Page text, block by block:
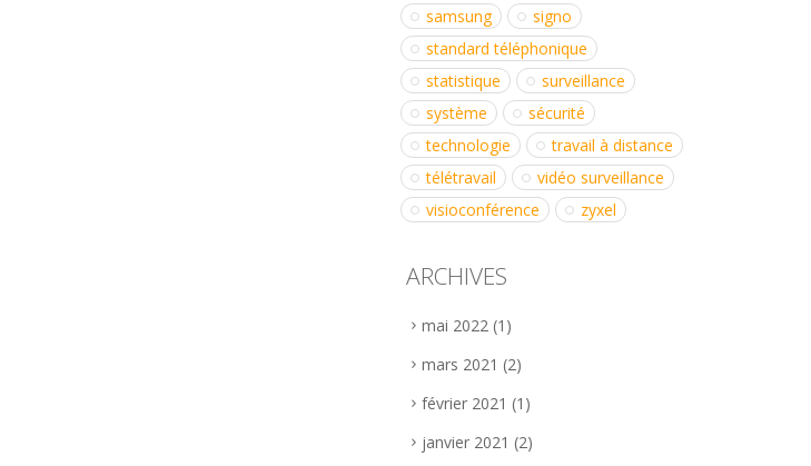
samsung
signo
standard téléphonique
statistique
surveillance
système
sécurité
technologie
travail à distance
télétravail
vidéo surveillance
visioconférence
zyxel
ARCHIVES
mai 2022(1)
mars 2021 (2)
février 2021 (1)
janvier 2021 (2)